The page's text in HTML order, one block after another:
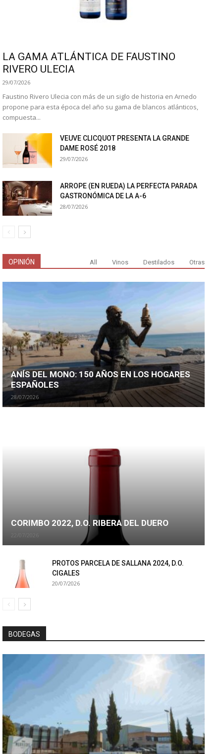
LA GAMA ATLÁNTICA DE FAUSTINO
RIVERO ULECIA
29/07/2026
Faustino Rivero Ulecia con más de un siglo de historia en Arnedo
propone para esta época del año su gama de blancos atlánticos,
compuesta...
VEUVE CLICQUOT PRESENTA LA GRANDE
DAME ROSÉ 2018
29/07/2026
ARROPE (EN RUEDA) LA PERFECTA PARADA
GASTRONÓMICA DE LA A-6
28/07/2026
OPINIÓN All Vinos Destilados Otras
ANÍS DEL MONO: 150 AÑOS EN LOS HOGARES
ESPAÑOLES
28/07/2026
CORIMBO 2022, D.O. RIBERA DEL DUERO
22/07/2026
PROTOS PARCELA DE SALLANA 2024, D.O.
CIGALES
20/07/2026
BODEGAS